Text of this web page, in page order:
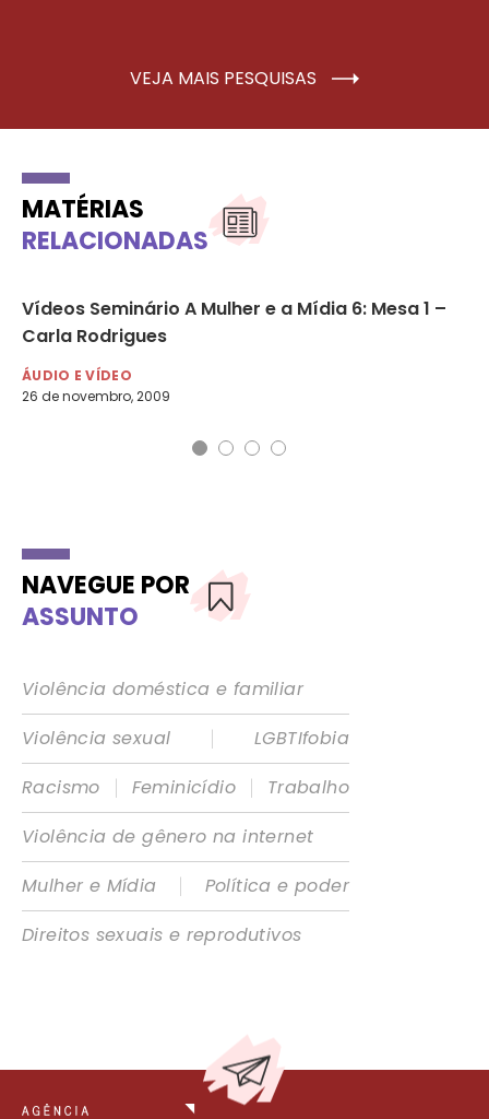
VEJA MAIS PESQUISAS
MATÉRIAS
RELACIONADAS
Vídeos Seminário A Mulher e a Mídia 6: Mesa 1 –
Carla Rodrigues
ÁUDIO E VÍDEO
26 de novembro, 2009
NAVEGUE POR
ASSUNTO
Violência doméstica e familiar
Violência sexual
|
LGBTIfobia
Racismo
| Feminicídio |
Trabalho
Violência de gênero na internet
Mulher e Mídia
|
Política e poder
Direitos sexuais e reprodutivos